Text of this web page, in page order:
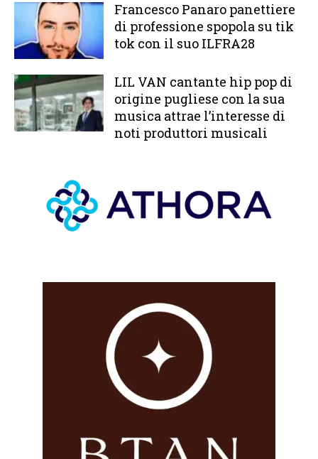
Francesco Panaro panettiere
di professione spopola su tik
tok con il suo ILFRA28
LIL VAN cantante hip pop di
origine pugliese con la sua
musica attrae l’interesse di
noti produttori musicali